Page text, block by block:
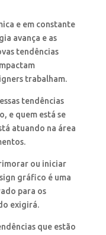
e em constante
avança e as
tendências
trabalham.
tendências
e quem está se
atuando na área
ou iniciar
gráfico é uma
para os
exigirá.
que estão